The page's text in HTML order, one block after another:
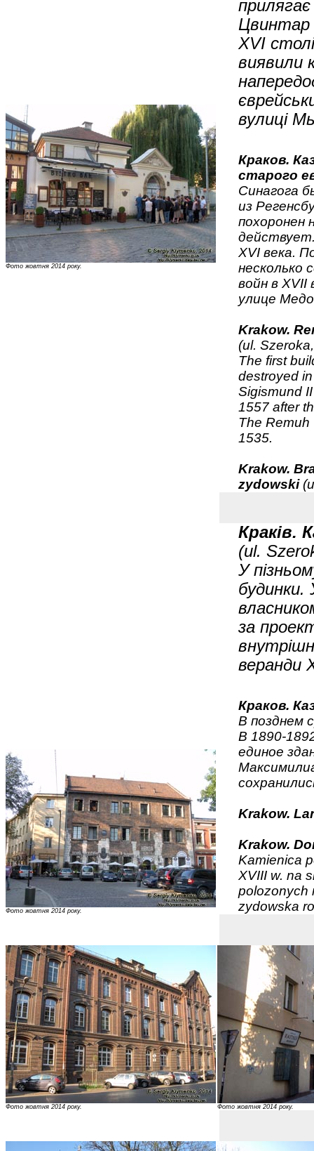
Фото жовтня 2014 року.
Цвинтар
XVI
виявили
вулиці
Краков.
старого
Синагога
из
похоронен
XVI века.
несколько
войн в XVII
улице
Krakow.
(ul.
The first
destroyed
Sigismund
1557 after
The Remuh
1535.
Krakow.
zydowski
Фото жовтня 2014 року.
Краків.
(ul.
У
будинки.
за
веранди
Краков.
В позднем
В 1890-
единое
Krakow.
Krakow.
Kamienica
XVIII w. na
polozonych
zydowska
Фото жовтня 2014 року. Фото жовтня 2014 року.